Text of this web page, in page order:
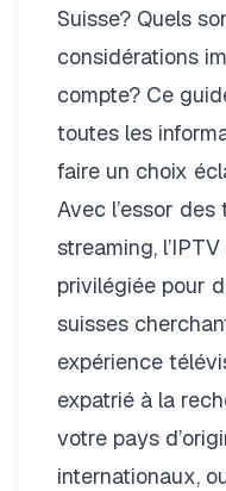
Suisse? Quels
considérations
compte? Ce
toutes les
faire un choix
Avec l’essor
streaming,
privilégiée pour
suisses
expérience
expatrié à la
votre pays
internationaux,